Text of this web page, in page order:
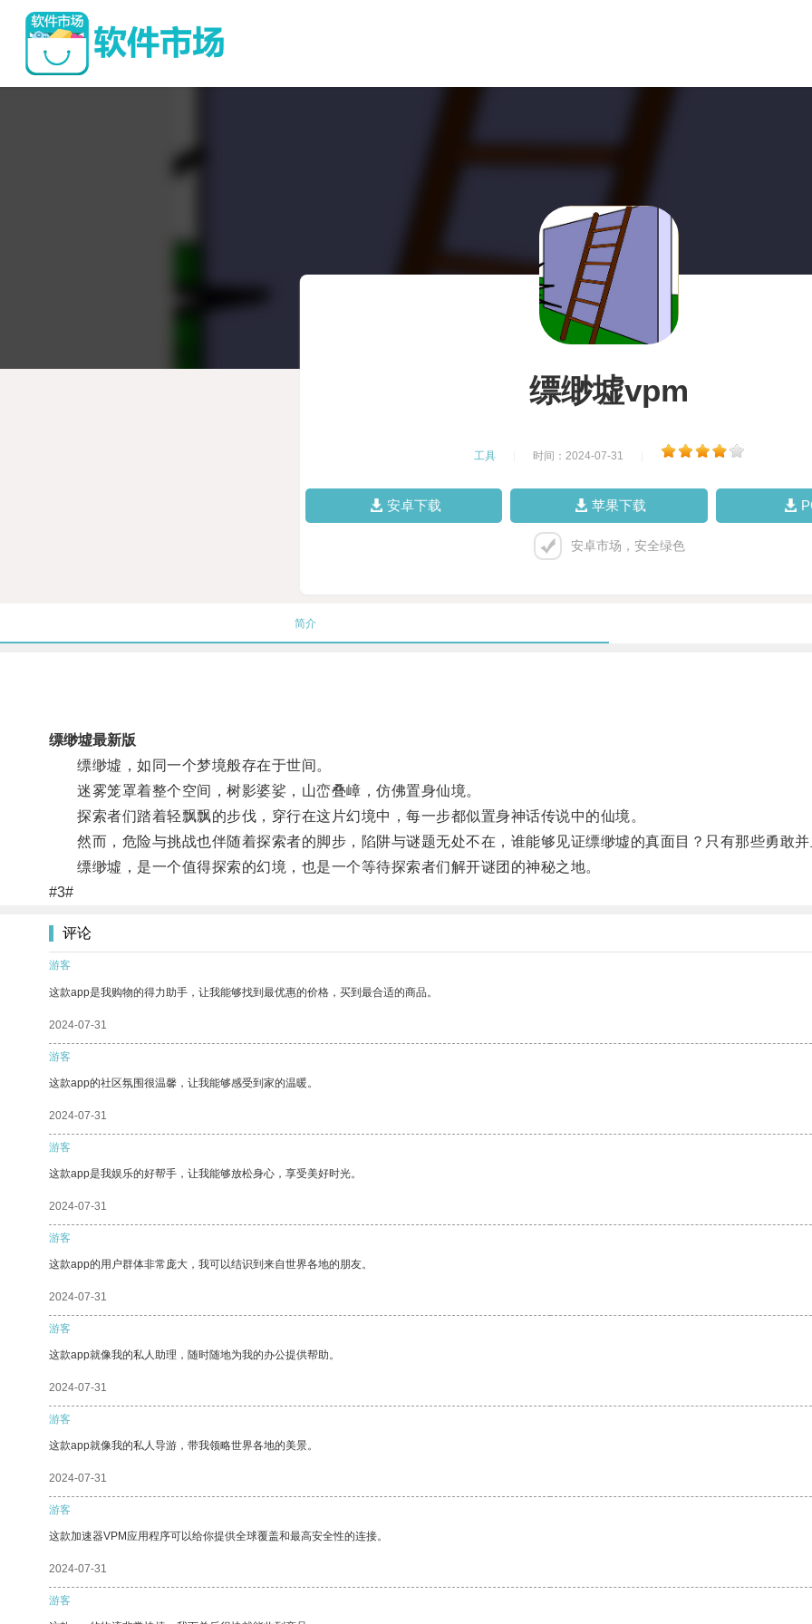
缥缈墟vpm
工具 时间：2024-07-31
安卓下载 苹果下载
安卓市场，安全绿色
简介
缥缈墟最新版
缥缈墟，如同一个梦境般存在于世间。
迷雾笼罩着整个空间，树影婆娑，山峦叠嶂，仿佛置身仙境。
探索者们踏着轻飘飘的步伐，穿行在这片幻境中，每一步都似置身神话传说中的仙境。
然而，危险与挑战也伴随着探索者的脚步，陷阱与谜题无处不在，谁能够见证缥缈墟的真面目？只有那些勇敢并
缥缈墟，是一个值得探索的幻境，也是一个等待探索者们解开谜团的神秘之地。
#3#
评论
游客
这款app是我购物的得力助手，让我能够找到最优惠的价格，买到最合适的商品。
2024-07-31
游客
这款app的社区氛围很温馨，让我能够感受到家的温暖。
2024-07-31
游客
这款app是我娱乐的好帮手，让我能够放松身心，享受美好时光。
2024-07-31
游客
这款app的用户群体非常庞大，我可以结识到来自世界各地的朋友。
2024-07-31
游客
这款app就像我的私人助理，随时随地为我的办公提供帮助。
2024-07-31
游客
这款app就像我的私人导游，带我领略世界各地的美景。
2024-07-31
游客
这款加速器VPM应用程序可以给你提供全球覆盖和最高安全性的连接。
2024-07-31
游客